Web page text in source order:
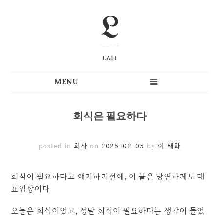
L
LAH
회식은 필요하다
posted in 회사 on 2025-02-05 by 이 태화
회식이 필요하다고 얘기하기전에, 이 글은 당연하게도 대
표입장이다
오늘은 회식이었고, 정말 회식이 필요하다는 생각이 들었